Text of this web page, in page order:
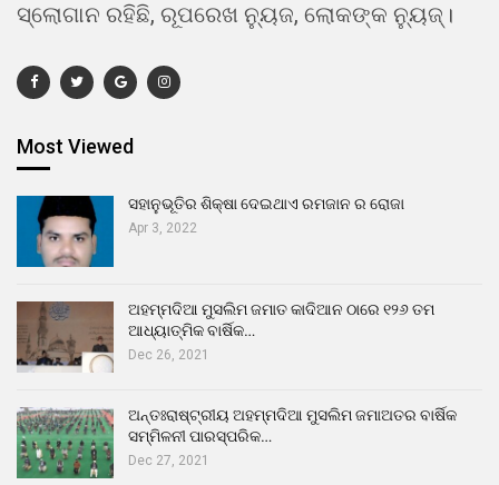
ସ୍ଲୋଗାନ ରହିଛି, ରୂପରେଖ ନ୍ୟୁଜ, ଲୋକଙ୍କ ନ୍ୟୁଜ୍।
Most Viewed
ସହାନୁଭୂତିର ଶିକ୍ଷା ଦେଇଥାଏ ରମଜାନ ର ରୋଜା
Apr 3, 2022
ଅହମ୍ମଦିଆ ମୁସଲିମ ଜମାତ କାଦିଆନ ଠାରେ ୧୨୬ ତମ
ଆଧ୍ୟାତ୍ମିକ ବାର୍ଷିକ…
Dec 26, 2021
ଅନ୍ତଃରାଷ୍ଟ୍ରୀୟ ଅହମ୍ମଦିଆ ମୁସଲିମ ଜମାଅତର ବାର୍ଷିକ
ସମ୍ମିଳନୀ ପାରସ୍ପରିକ…
Dec 27, 2021